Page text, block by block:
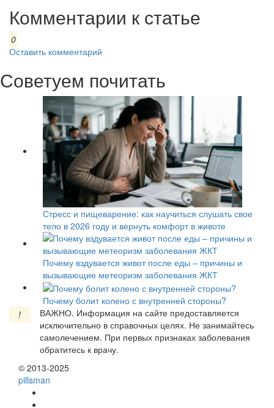
Комментарии к статье
0
Оставить комментарий
Советуем почитать
Стресс и пищеварение: как научиться слушать свое
тело в 2026 году и вернуть комфорт в животе
Почему вздувается живот после еды – причины и
вызывающие метеоризм заболевания ЖКТ
Почему болит колено с внутренней стороны?
!
ВАЖНО. Информация на сайте предоставляется
исключительно в справочных целях. Не занимайтесь
самолечением. При первых признаках заболевания
обратитесь к врачу.
© 2013-2025
pillsman